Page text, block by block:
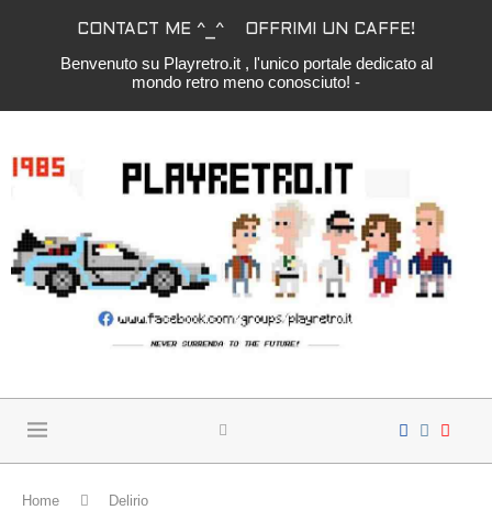
CONTACT ME ^_^ OFFRIMI UN CAFFE!
Benvenuto su Playretro.it , l'unico portale dedicato al
mondo retro meno conosciuto! -
Home Delirio